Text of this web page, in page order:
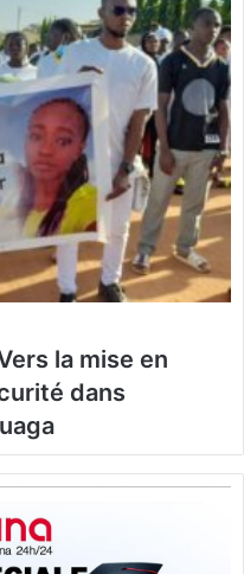
la mise en
dans